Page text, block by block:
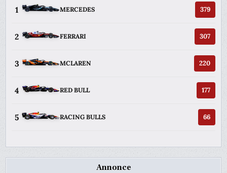
1 MERCEDES 379
2 FERRARI 307
3 MCLAREN 220
4 RED BULL 177
5 RACING BULLS 66
Annonce